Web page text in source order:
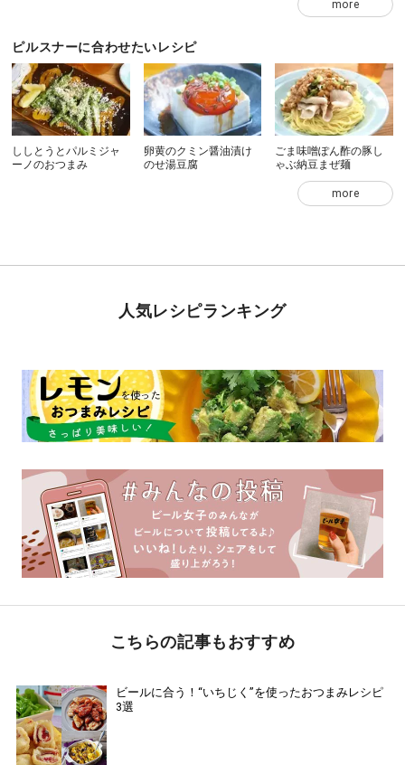
more
ピルスナーに合わせたいレシピ
ししとうとパルミジャ
ーノのおつまみ
卵黄のクミン醤油漬け
のせ湯豆腐
ごま味噌ぽん酢の豚し
ゃぶ納豆まぜ麺
more
人気レシピランキング
こちらの記事もおすすめ
ビールに合う！“いちじく”を使ったおつまみレシピ
3選